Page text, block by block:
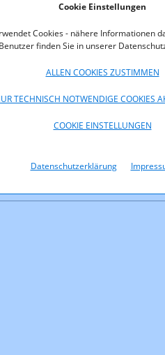
Cookie Einstellungen
Cookies - nähere Informationen
Benutzer finden Sie in unserer
ALLEN COOKIES ZUSTIMMEN
TECHNISCH NOTWENDIGE COOKIES
COOKIE EINSTELLUNGEN
Datenschutzerklärung
beinhaltete sowohl